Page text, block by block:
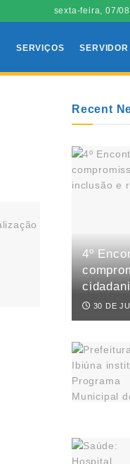
sexta-feira, 07/
SERVIÇOS SERVIDOR
Recent
4º
30 DE